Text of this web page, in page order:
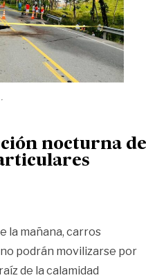
nocturna de
la mañana, carros
podrán movilizarse por
de la calamidad